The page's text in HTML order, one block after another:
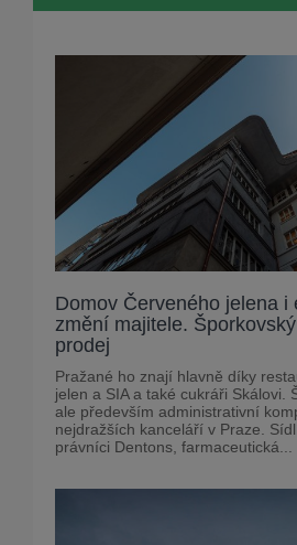
Domov Červeného jelena i
změní majitele.
prodej
Pražané ho znají hlavně díky
jelen a SIA a také cukráři Skálovi.
ale především administrativní
nejdražších kanceláří v Praze.
právníci Dentons, farmaceutická...